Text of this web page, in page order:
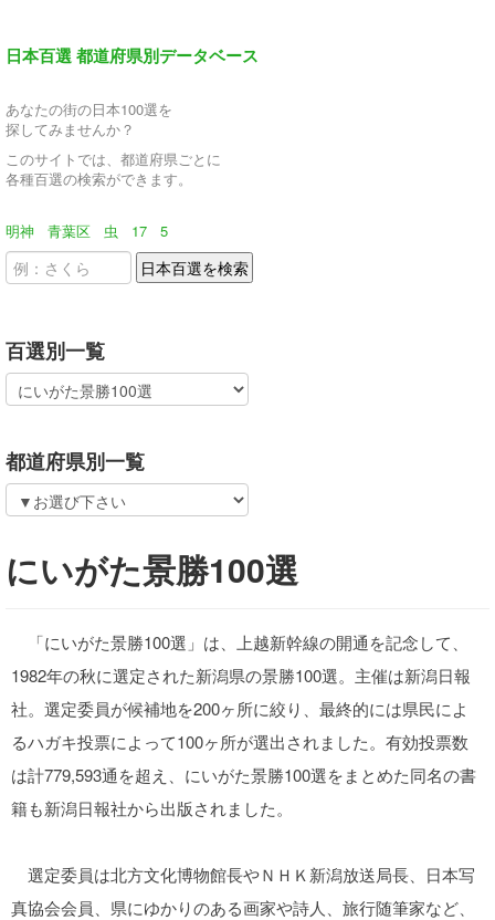
日本百選 都道府県別データベース
あなたの街の日本100選を
探してみませんか？
このサイトでは、都道府県ごとに
各種百選の検索ができます。
明神 青葉区 虫 17 5
百選別一覧
都道府県別一覧
にいがた景勝100選
「にいがた景勝100選」は、上越新幹線の開通を記念して、
1982年の秋に選定された新潟県の景勝100選。主催は新潟日報
社。選定委員が候補地を200ヶ所に絞り、最終的には県民によ
るハガキ投票によって100ヶ所が選出されました。有効投票数
は計779,593通を超え、にいがた景勝100選をまとめた同名の書
籍も新潟日報社から出版されました。
選定委員は北方文化博物館長やＮＨＫ新潟放送局長、日本写
真協会会員、県にゆかりのある画家や詩人、旅行随筆家など、